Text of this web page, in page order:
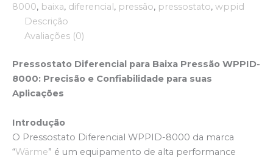
8000, baixa, diferencial, pressão, pressostato, wppid
Descrição
Avaliações (0)
Pressostato Diferencial para Baixa Pressão WPPID-
8000: Precisão e Confiabilidade para suas
Aplicações
Introdução
O Pressostato Diferencial WPPID-8000 da marca
“Wärme” é um equipamento de alta performance